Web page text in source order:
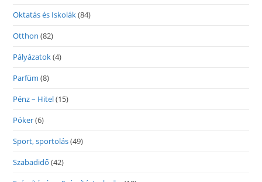
Oktatás és Iskolák(84)
Otthon (82)
Pályázatok(4)
Parfüm (8)
Pénz – Hitel(15)
Póker(6)
Sport, sportolás(49)
Szabadidő (42)